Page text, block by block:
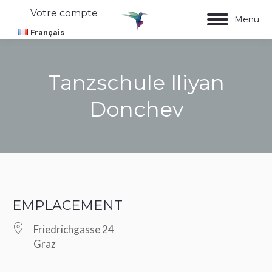
Menu
Votre compte
Français
Tanzschule Iliyan
Donchev
EMPLACEMENT
Friedrichgasse 24
Graz